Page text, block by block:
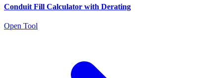
Conduit Fill Calculator with Derating
Open Tool